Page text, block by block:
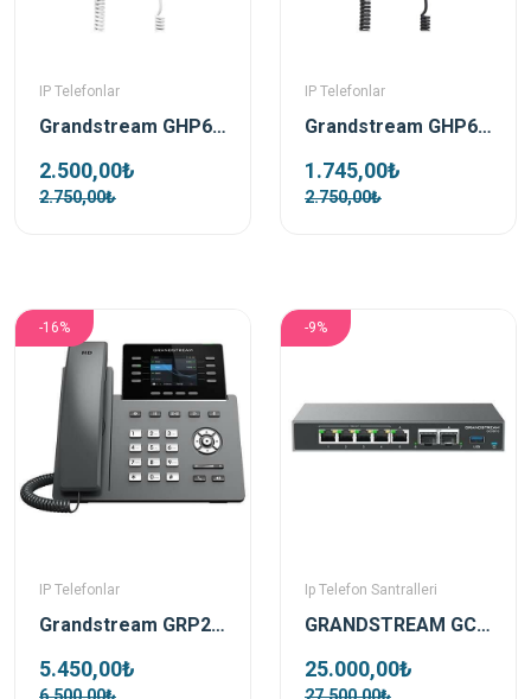
IP Telefonlar
Grandstream GHP610 Beyaz Poe Ip Duvar Telefonu
2.500,00₺
2.750,00₺
IP Telefonlar
Grandstream GHP611 Siyah Ip Duvar Telefonu
1.745,00₺
2.750,00₺
-16%
IP Telefonlar
Grandstream GRP2624 Ip Telefon
5.450,00₺
-9%
Ip Telefon Santralleri
GRANDSTREAM GCC6010 Telefon Santrali ,Wifi Controller ve Firewall
25.000,00₺